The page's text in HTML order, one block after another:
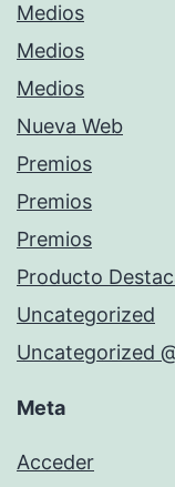
Medios
Medios
Medios
Nueva Web
Premios
Premios
Premios
Producto
Uncategorized
Uncategorized
Meta
Acceder